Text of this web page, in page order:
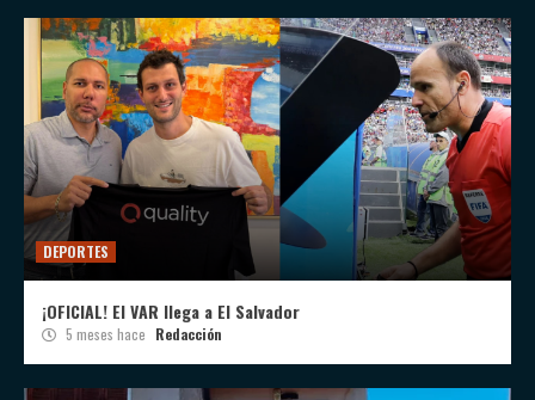
DEPORTES
¡OFICIAL! El VAR llega a El Salvador
5 meses hace Redacción